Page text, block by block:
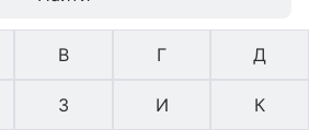
В Г Д
З И К